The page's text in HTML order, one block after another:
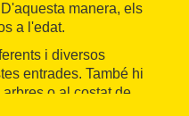
manera, els
a l'edat.
i diversos
entrades. També hi
o al costat de